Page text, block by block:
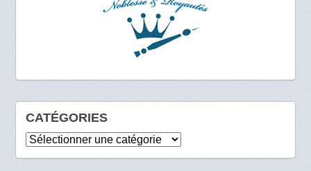
CATÉGORIES
Catégories